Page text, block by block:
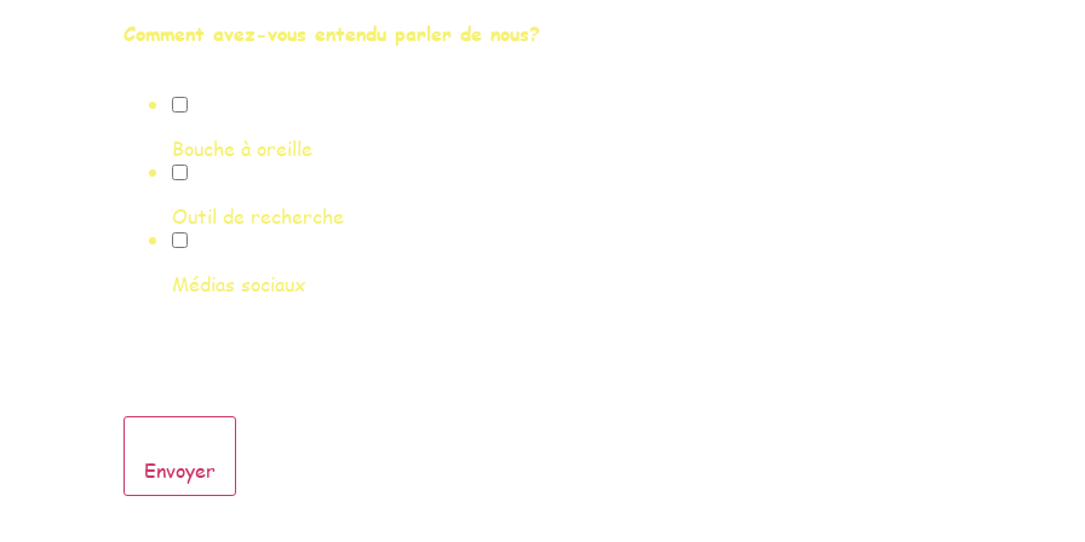
Comment avez-vous entendu parler de nous?
Bouche à oreille
Outil de recherche
Médias sociaux
Envoyer